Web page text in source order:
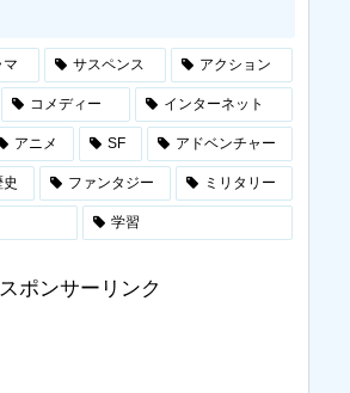
マ サスペンス アクション
コメディー インターネット
アニメ SF アドベンチャー
ファンタジー ミリタリー
学習
スポンサーリンク